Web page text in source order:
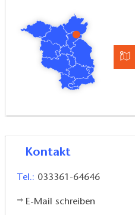
Kontakt
Tel.: 033361-64646
E-Mail schreiben